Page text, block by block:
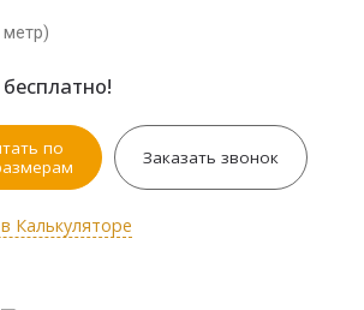
по
Заказать звонок
Калькуляторе